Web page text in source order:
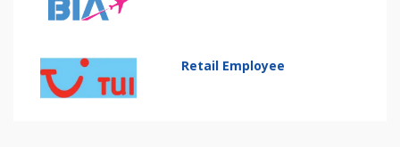
Retail Employee